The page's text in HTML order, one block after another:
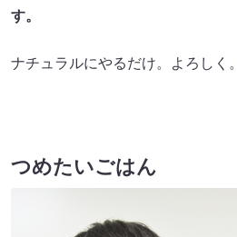
す。
ナチュラルにやるだけ。よろしく
つめたいごはん